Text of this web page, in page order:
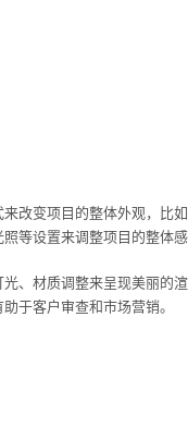
改变项目的整体外观，比
等设置来调整项目的整体感
、材质调整来呈现美丽的
于客户审查和市场营销。